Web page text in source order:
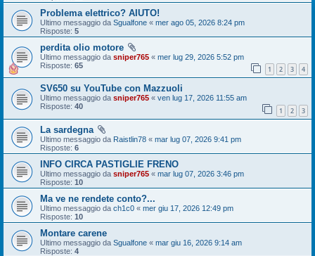
Problema elettrico? AIUTO!
Ultimo messaggio da Sgualfone « mer ago 05, 2026 8:24 pm
Risposte: 5
perdita olio motore
Ultimo messaggio da sniper765 « mer lug 29, 2026 5:52 pm
Risposte: 65 1 2 3 4
SV650 su YouTube con Mazzuoli
Ultimo messaggio da sniper765 « ven lug 17, 2026 11:55 am
Risposte: 40 1 2 3
La sardegna
Ultimo messaggio da Raistlin78 « mar lug 07, 2026 9:41 pm
Risposte: 6
INFO CIRCA PASTIGLIE FRENO
Ultimo messaggio da sniper765 « mar lug 07, 2026 3:46 pm
Risposte: 10
Ma ve ne rendete conto?...
Ultimo messaggio da ch1c0 « mer giu 17, 2026 12:49 pm
Risposte: 10
Montare carene
Ultimo messaggio da Sgualfone « mar giu 16, 2026 9:14 am
Risposte: 4